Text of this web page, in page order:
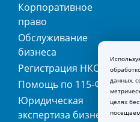
Корпоративное
право
Обслуживание
бизнеса
Регистрация НКО
Помощь по 115-ФЗ
Юридическая
экспертиза бизнеса
данных,
целях